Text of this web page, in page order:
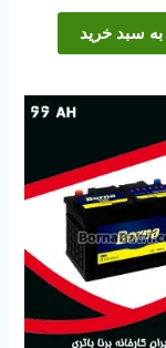
به سبد خرید